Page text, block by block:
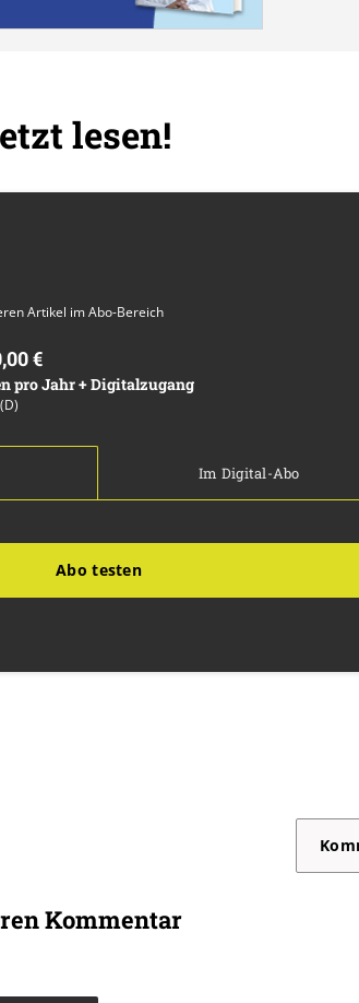
lesen!
Artikel im Abo-Bereich
€
pro Jahr + Digitalzugang
Im Digital-Abo
Abo testen
Kommentar